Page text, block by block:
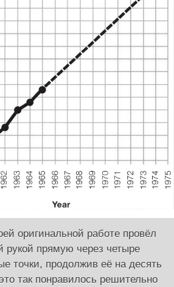
оригинальной работе провёл
рукой прямую через четыре
точки, продолжив её на десять
так понравилось решительно